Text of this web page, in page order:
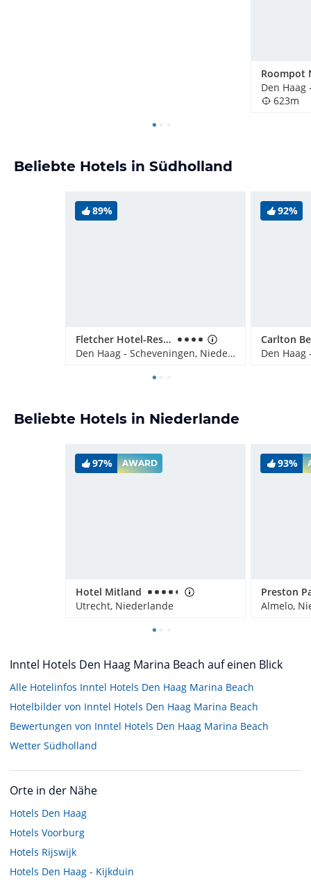
623m
Beliebte Hotels in Südholland
89%
Fletcher Hotel-Restaurant Scheveningen
Den Haag - Scheveningen, Niederlande
92%
Carlton
Beliebte Hotels in Niederlande
97% AWARD
Hotel Mitland
Utrecht, Niederlande
93%
Preston
Almelo,
Inntel Hotels Den Haag Marina Beach auf einen Blick
Alle Hotelinfos Inntel Hotels Den Haag Marina Beach
Hotelbilder von Inntel Hotels Den Haag Marina Beach
Bewertungen von Inntel Hotels Den Haag Marina Beach
Wetter Südholland
Orte in der Nähe
Hotels Den Haag
Hotels Voorburg
Hotels Rijswijk
Hotels Den Haag - Kijkduin